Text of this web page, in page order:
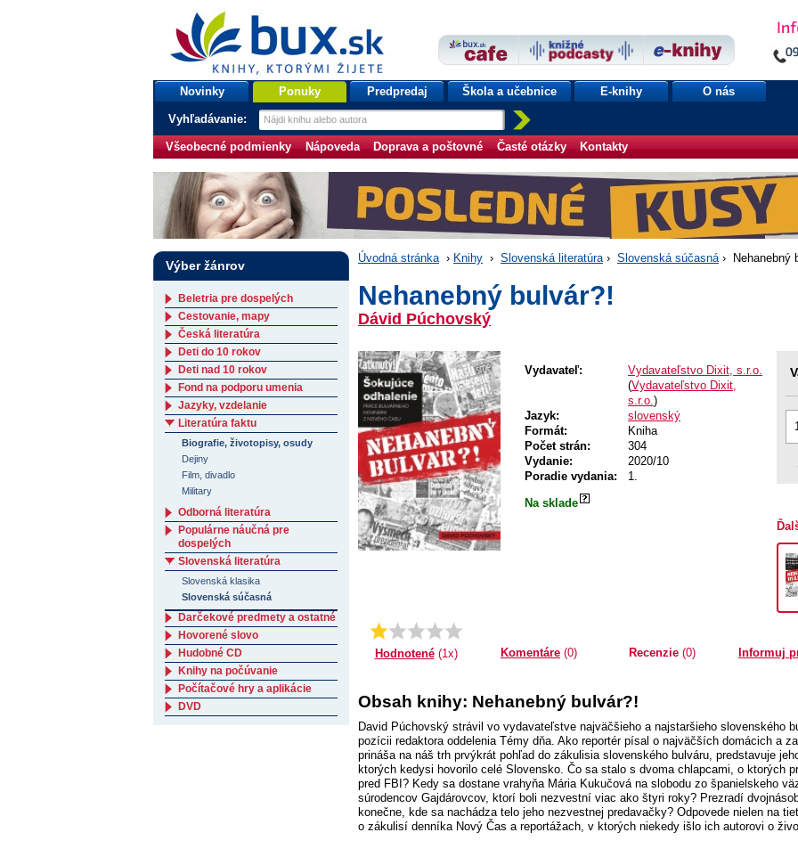
bux.sk
knihy, ktorými žijete
Úvodná stránka
Novinky Ponuky Predpredaj Škola a učebnice E-knihy O nás
Vyhľadávanie:
Všeobecné podmienky Nápoveda Doprava a poštovné Časté otázky Kontakty
Úvodná stránka › Knihy › Slovenská literatúra› Slovenská súčasná› Nehanebný
Nehanebný bulvár?!
Dávid Púchovský
Vydavateľ:
Vydavateľstvo Dixit, s.r.o.
(Vydavateľstvo Dixit,
s.r.o.)
Jazyk:
slovenský
Formát:
Kniha
Počet strán:
304
Vydanie:
2020/10
Poradie vydania:
1.
Na sklade
Priemer:
1.0
Hodnotené(1x) Komentáre (0) Recenzie(0) Informuj
Obsah knihy: Nehanebný bulvár?!
David Púchovský strávil vo vydavateľstve najväčšieho a najstaršieho slovenského
pozícii redaktora oddelenia Témy dňa. Ako reportér písal o najväčších domácich a
prináša na náš trh prvýkrát pohľad do zákulisia slovenského bulváru, predstavuje
ktorých kedysi hovorilo celé Slovensko. Čo sa stalo s dvoma chlapcami, o ktorých
pred FBI? Kedy sa dostane vrahyňa Mária Kukučová na slobodu zo španielskeho
súrodencov Gajdárovcov, ktorí boli nezvestní viac ako štyri roky? Prezradí
konečne, kde sa nachádza telo jeho nezvestnej predavačky? Odpovede nielen na
o zákulisí denníka Nový Čas a reportážach, v ktorých niekedy išlo ich autorovi o
Výber žánrov
Beletria pre dospelých
Cestovanie, mapy
Česká literatúra
Deti do 10 rokov
Deti nad 10 rokov
Fond na podporu umenia
Jazyky, vzdelanie
Literatúra faktu
Biografie, životopisy, osudy
Dejiny
Film, divadlo
Military
Odborná literatúra
Populárne náučná pre
dospelých
Slovenská literatúra
Slovenská klasika
Slovenská súčasná
Darčekové predmety a ostatné
Hovorené slovo
Hudobné CD
Knihy na počúvanie
Počítačové hry a aplikácie
DVD